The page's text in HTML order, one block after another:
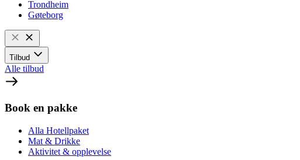
Trondheim
Gøteborg
Tilbud
Alle tilbud
Book en pakke
Alla Hotellpaket
Mat & Drikke
Aktivitet & opplevelse